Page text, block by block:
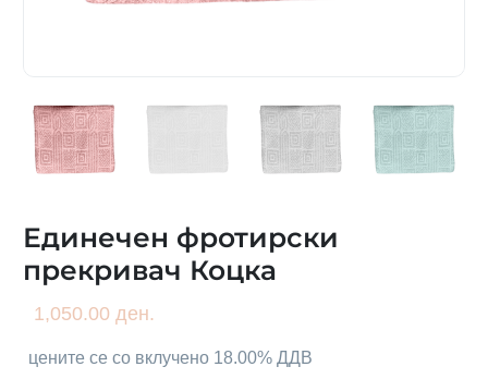
Единечен фротирски
прекривач Коцка
1,050.00 ден.
цените се со вклучено 18.00% ДДВ